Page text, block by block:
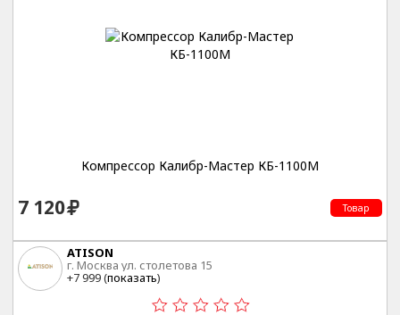
Компрессор Калибр-Мастер КБ-1100М
7 120 Товар
ATISON
г. Москва ул. столетова 15
+7 999 (показать)